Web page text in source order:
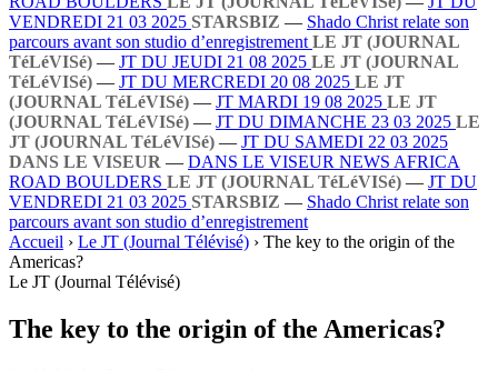
VENDREDI 21 03 2025 STARSBIZ — Shado Christ relate son
parcours avant son studio d’enregistrement LE JT (JOURNAL
TéLéVISé) — JT DU JEUDI 21 08 2025 LE JT (JOURNAL
TéLéVISé) — JT DU MERCREDI 20 08 2025 LE JT
(JOURNAL TéLéVISé) — JT MARDI 19 08 2025 LE JT
(JOURNAL TéLéVISé) — JT DU DIMANCHE 23 03 2025 LE
JT (JOURNAL TéLéVISé) — JT DU SAMEDI 22 03 2025
DANS LE VISEUR — DANS LE VISEUR NEWS AFRICA
ROAD BOULDERS LE JT (JOURNAL TéLéVISé) — JT DU
VENDREDI 21 03 2025 STARSBIZ — Shado Christ relate son
parcours avant son studio d’enregistrement
Accueil › Le JT (Journal Télévisé) › The key to the origin of the
Americas?
Le JT (Journal Télévisé)
The key to the origin of the Americas?